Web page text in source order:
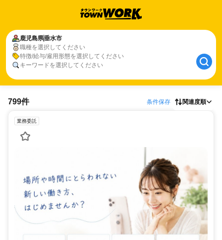
鹿児島県垂水市
職種を選択してください
特徴/給与/雇用形態を選択してください
キーワードを選択してください
799件 条件保存 関連度順
業務委託